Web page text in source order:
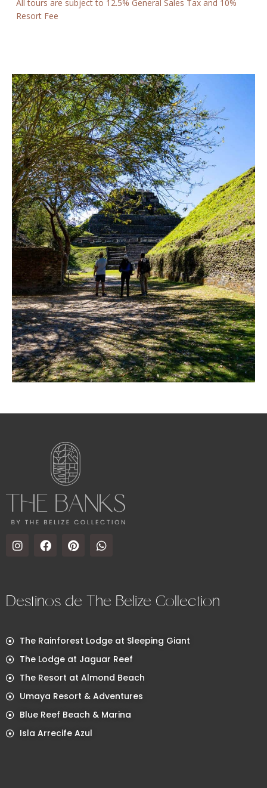
All tours are subject to 12.5% General Sales Tax and 10%
Resort Fee
Destinos de The Belize Collection
The Rainforest Lodge at Sleeping Giant
The Lodge at Jaguar Reef
The Resort at Almond Beach
Umaya Resort & Adventures
Blue Reef Beach & Marina
Isla Arrecife Azul